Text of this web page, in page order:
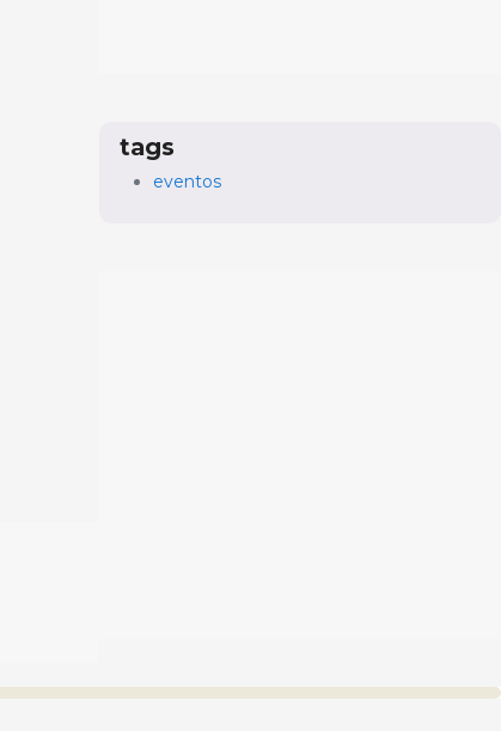
tags
eventos